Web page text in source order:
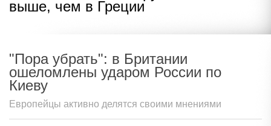
выше, чем в Греции
"Пора убрать": в Британии
ошеломлены ударом России по
Киеву
Европейцы активно делятся своими мнениями